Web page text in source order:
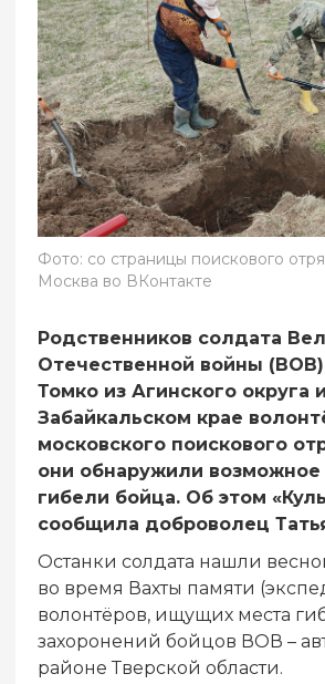
Фото: со страницы поискового
Москва во ВКонтакте
Родственников солдата
Отечественной войны
Томко из Агинского округа
Забайкальском крае
московского поискового
они обнаружили возможное
гибели бойца. Об этом
сообщила доброволец
Останки солдата нашли
во время Вахты памяти
волонтёров, ищущих места
захоронений бойцов ВОВ –
районе Тверской области.